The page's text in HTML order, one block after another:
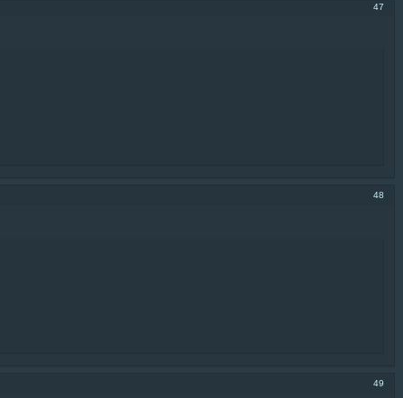
47
48
49